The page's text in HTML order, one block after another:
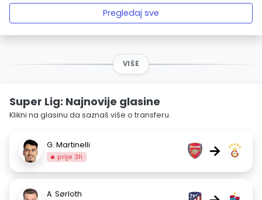
Pregledaj sve
VIŠE
Super Lig: Najnovije glasine
Klikni na glasinu da saznaš više o transferu.
G. Martinelli
prije 3h →
A. Sørloth